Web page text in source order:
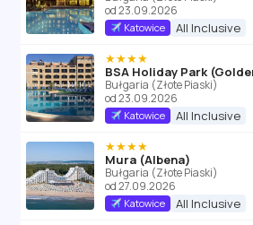
od 23.09.2026
Katowice All Inclusive
★★★★
Bułgaria (Złote Piaski)
od 23.09.2026
Katowice All Inclusive
★★★★
Mura (Albena)
Bułgaria (Złote Piaski)
od 27.09.2026
Katowice All Inclusive